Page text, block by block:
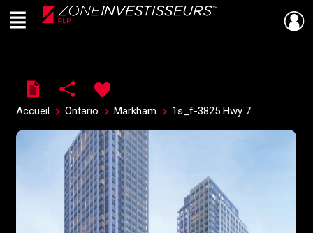
Live
En Direct
Menu
Accueil Ontario Markham 1s_f-3825 Hwy 7